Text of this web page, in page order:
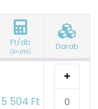
Ft/db
(Bruttó)
Darab
5 504 Ft